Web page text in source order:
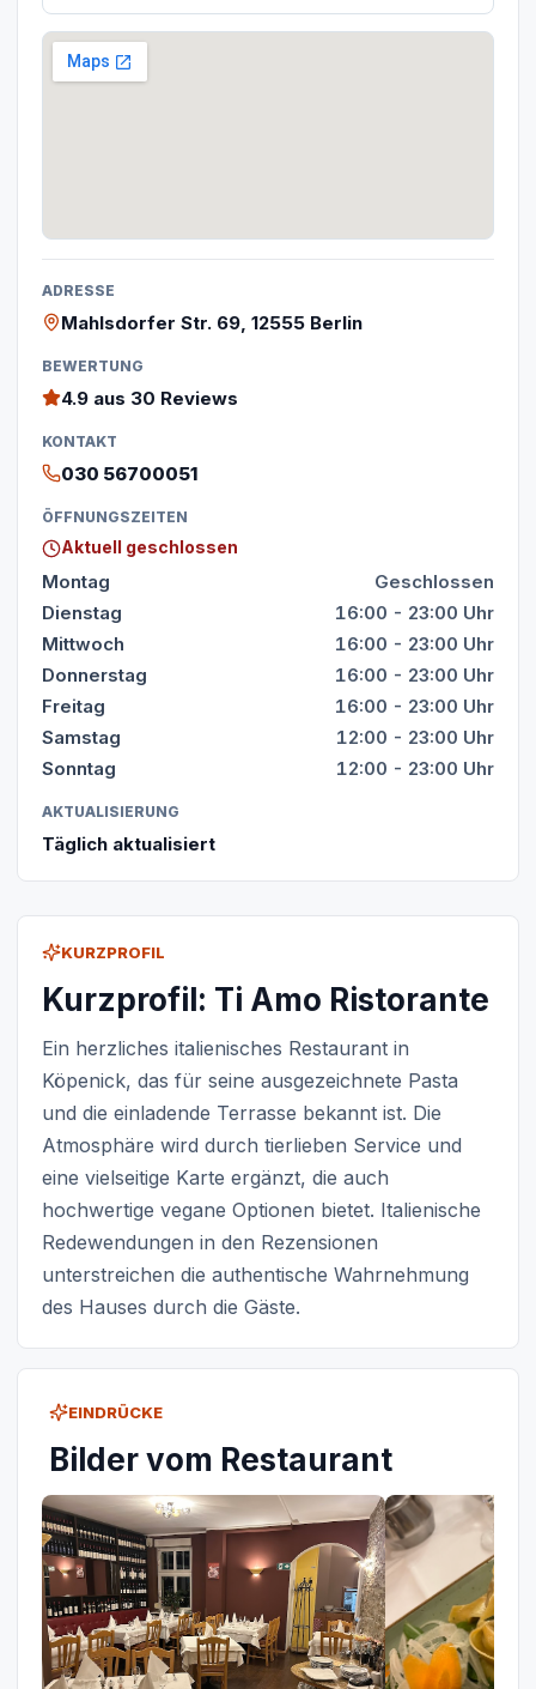
KURZPROFIL
Kurzprofil: Ti Amo Ristorante
Ein herzliches italienisches Restaurant in
Köpenick, das für seine ausgezeichnete Pasta
und die einladende Terrasse bekannt ist. Die
Atmosphäre wird durch tierlieben Service und
eine vielseitige Karte ergänzt, die auch
hochwertige vegane Optionen bietet. Italienische
Redewendungen in den Rezensionen
unterstreichen die authentische Wahrnehmung
des Hauses durch die Gäste.
EINDRÜCKE
Bilder vom Restaurant
ADRESSE
Mahlsdorfer Str. 69, 12555 Berlin
BEWERTUNG
4.9 aus 30 Reviews
KONTAKT
030 56700051
ÖFFNUNGSZEITEN
Aktuell geschlossen
Montag
Geschlossen
Dienstag
16:00 - 23:00 Uhr
Mittwoch
16:00 - 23:00 Uhr
Donnerstag
16:00 - 23:00 Uhr
Freitag
16:00 - 23:00 Uhr
Samstag
12:00 - 23:00 Uhr
Sonntag
12:00 - 23:00 Uhr
AKTUALISIERUNG
Täglich aktualisiert